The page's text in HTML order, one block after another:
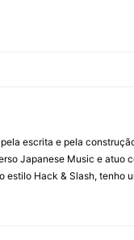
escrita e pela
Japanese Music e atuo
estilo Hack & Slash,